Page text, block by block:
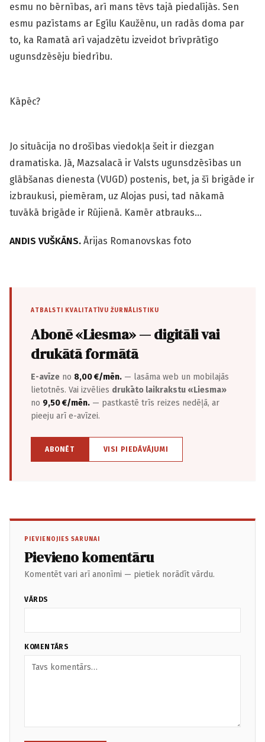
esmu no bērnības, arī mans tēvs tajā piedalījās. Sen
esmu pazīstams ar Egīlu Kaužēnu, un radās doma par
to, ka Ramatā arī vajadzētu izveidot brīvprātīgo
ugunsdzēsēju biedrību.
Kāpēc?
Jo situācija no drošības viedokļa šeit ir diezgan
dramatiska. Jā, Mazsalacā ir Valsts ugunsdzēsības un
glābšanas dienesta (VUGD) postenis, bet, ja šī brigāde ir
izbraukusi, piemēram, uz Alojas pusi, tad nākamā
tuvākā brigāde ir Rūjienā. Kamēr atbrauks…
ANDIS VUŠKĀNS. Ārijas Romanovskas foto
ATBALSTI KVALITATĪVU ŽURNĀLISTIKU
Abonē «Liesma» — digitāli vai
drukātā formātā
E-avīze no 8,00 €/mēn. — lasāma web un mobilajās
lietotnēs. Vai izvēlies drukāto laikrakstu «Liesma»
no 9,50 €/mēn. — pastkastē trīs reizes nedēļā, ar
pieeju arī e-avīzei.
ABONĒT VISI PIEDĀVĀJUMI
PIEVIENOJIES SARUNAI
Pievieno komentāru
Komentēt vari arī anonīmi — pietiek norādīt vārdu.
VĀRDS
KOMENTĀRS